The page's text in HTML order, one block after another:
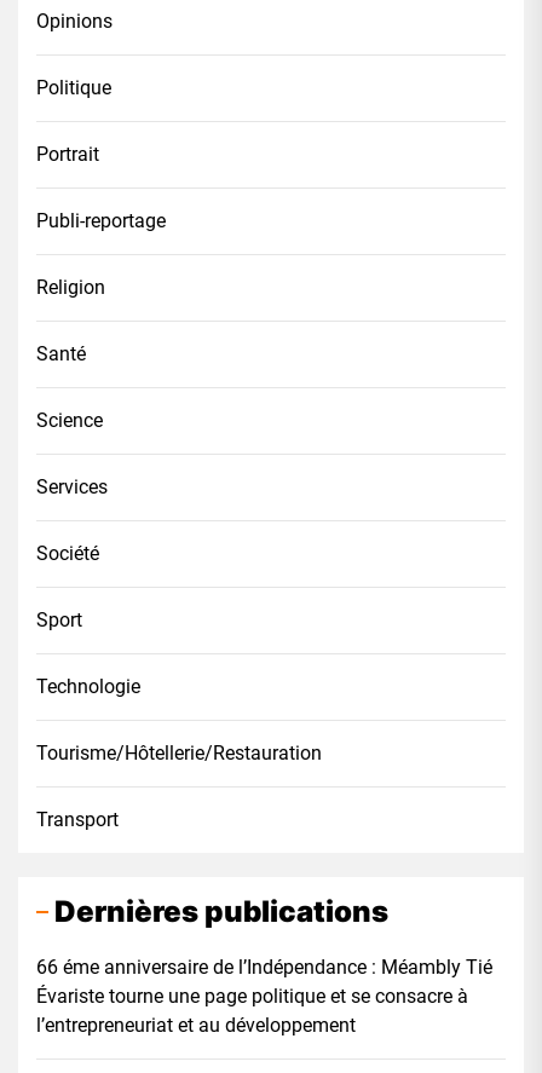
Opinions
Politique
Portrait
Publi-reportage
Religion
Santé
Science
Services
Société
Sport
Technologie
Tourisme/Hôtellerie/Restauration
Transport
Dernières publications
66 éme anniversaire de l’Indépendance : Méambly Tié
Évariste tourne une page politique et se consacre à
l’entrepreneuriat et au développement